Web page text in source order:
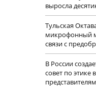
выросла
Тульская
микрофонный
связи с
В России
совет по этике